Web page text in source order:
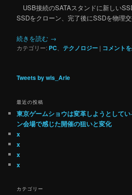
USB接続のSATAスタンドに新しい
SSDをクローン、完了後にSSDを物理交
続きを読む →
カテゴリー: PC 、テクノロジー | コメント
Tweets by wis_Arle
最近の投稿
東京ゲームショウは変革しようとして
ン会場で感じた開催の狙いと変化
x
x
x
x
カテゴリー